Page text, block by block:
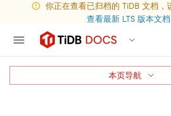
你正在查看已归档的 TiDB 文档，
查看最新 LTS 版本文档
本页导航